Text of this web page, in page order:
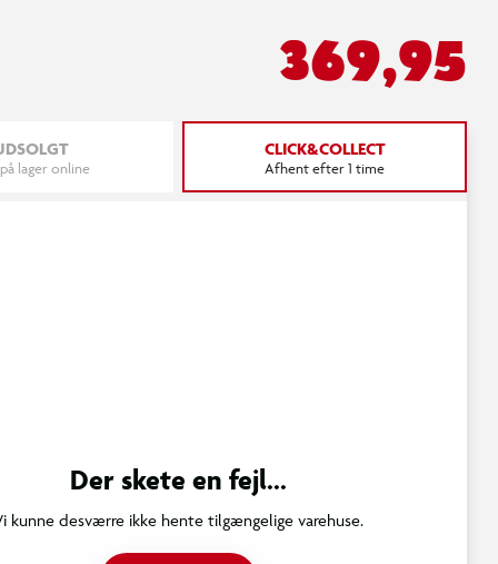
369,95
lager online
CLICK&COLLECT
Afhent efter 1 time
Der skete en fejl...
kunne desværre ikke hente tilgængelige varehuse.